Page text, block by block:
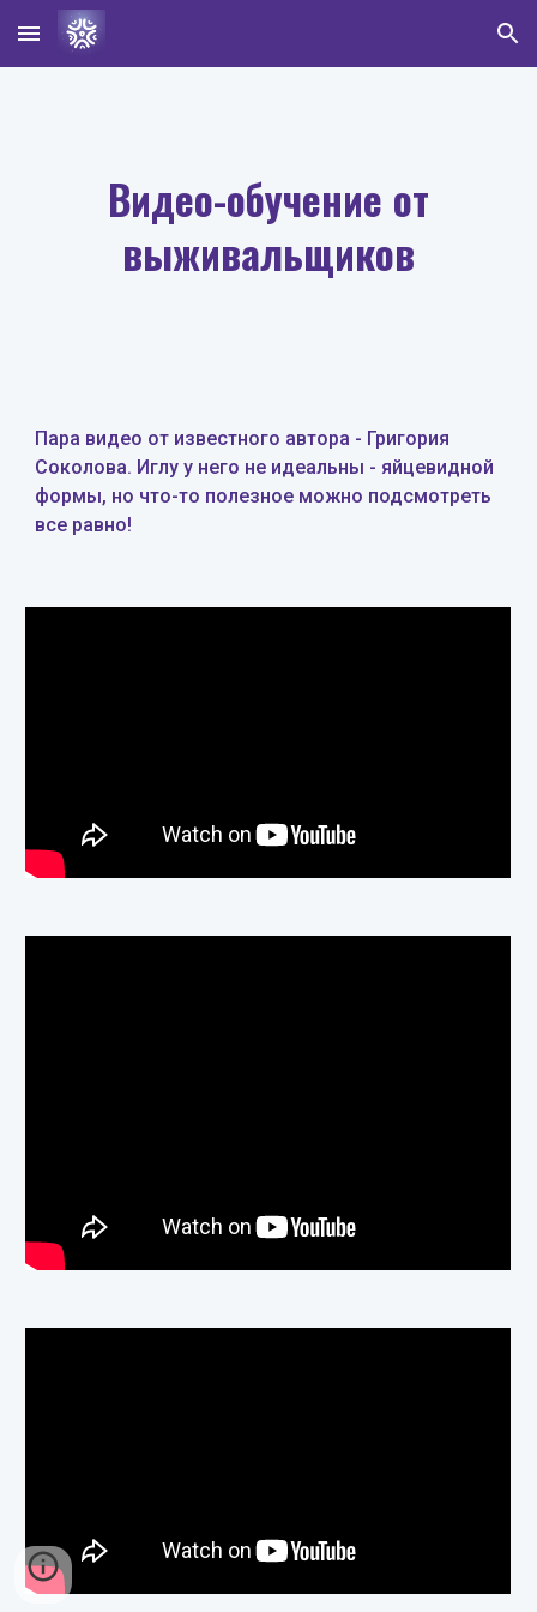
Skip to main content Skip to navigation
Видео-обучение от
выживальщиков
Пара видео от известного автора - Григория
Соколова. Иглу у него не идеальны - яйцевидной
формы, но что-то полезное можно подсмотреть
все равно!